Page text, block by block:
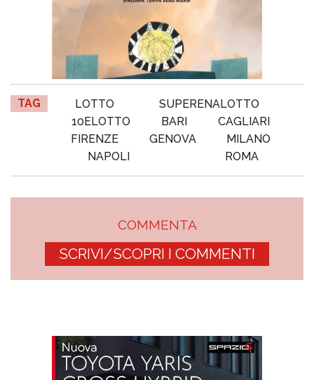
TAG LOTTO
SUPERENALOTTO
10ELOTTO
BARI
CAGLIARI
FIRENZE
GENOVA
MILANO
NAPOLI
ROMA
COMMENTA
SCRIVI/SCOPRI I COMMENTI